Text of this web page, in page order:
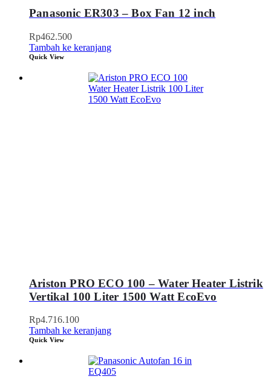
Panasonic ER303 – Box Fan 12 inch
Rp462.500
Tambah ke keranjang
Quick View
Ariston PRO ECO 100 – Water Heater Listrik
Vertikal 100 Liter 1500 Watt EcoEvo
Rp4.716.100
Tambah ke keranjang
Quick View